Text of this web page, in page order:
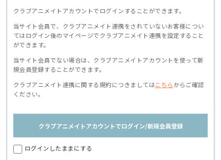
クラブアニメイトアカウントでログインすることができます。
当サイト会員で、クラブアニメイト連携をされていないお客様につい
てはログイン後のマイページでクラブアニメイト連携を設定すること
ができます。
当サイト会員でない場合は、クラブアニメイトアカウントを使って新
規会員登録することができます。
クラブアニメイト連携に関する規約につきましてはこちら からご確認
ください。
クラブアニメイトアカウントでログイン/新規会員登録
ログインしたままにする